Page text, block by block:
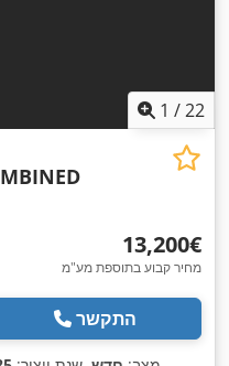
1 /22
‏13,200 ‏€
מחיר קבוע בתוספת מע"מ
התקשר